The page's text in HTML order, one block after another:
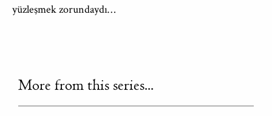
yüzleşmek zorundaydı…
More from this series...